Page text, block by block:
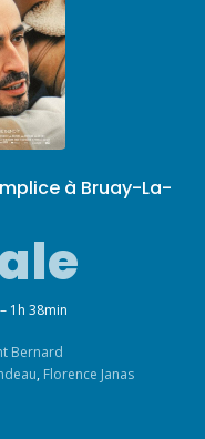
à Bruay-La-
1h 38min
Bernard
, Florence Janas